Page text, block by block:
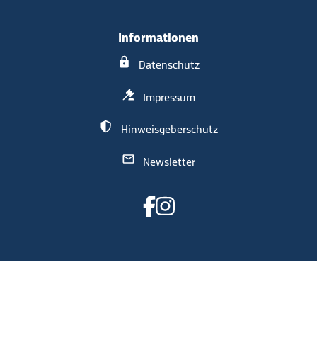
Informationen
Datenschutz
Impressum
Hinweisgeberschutz
Newsletter